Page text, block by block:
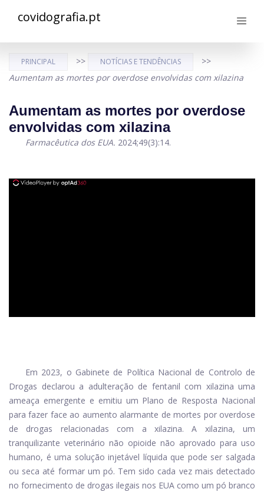
covidografia.pt
PRINCIPAL >> NOTÍCIAS E TENDÊNCIAS
>>
Aumentam as mortes por overdose envolvidas com xilazina
Aumentam as mortes por overdose
envolvidas com xilazina
Farmacêutica dos EUA. 2024;49(3):14.
Em 2023, o Gabinete de Política Nacional de Controlo de
Drogas declarou a adulteração de fentanil com xilazina uma
ameaça emergente e emitiu um Plano de Resposta Nacional
para fazer face ao aumento alarmante de mortes por overdose
de drogas relacionadas com a xilazina. A xilazina, um
tranquilizante veterinário não opioide não aprovado para uso
humano, é uma solução injetável líquida que pode ser salgada
ou seca até formar um pó. Tem sido cada vez mais detectado
no fornecimento de drogas ilegais nos EUA como um pó branco